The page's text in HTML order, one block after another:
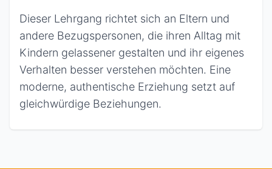
Dieser Lehrgang richtet sich an Eltern und
andere Bezugspersonen, die ihren Alltag mit
Kindern gelassener gestalten und ihr eigenes
Verhalten besser verstehen möchten. Eine
moderne, authentische Erziehung setzt auf
gleichwürdige Beziehungen.